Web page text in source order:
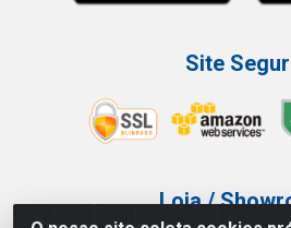
Site
Loja /